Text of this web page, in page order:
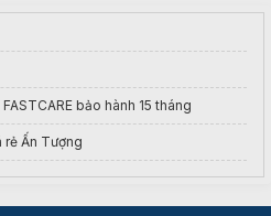
bảo hành 15 tháng
rẻ Ấn Tượng